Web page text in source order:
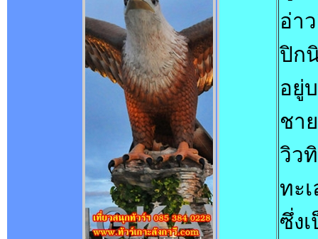
อ่า
ปิก
อยู่
ชา
วิว
ทะ
ซึ่ง